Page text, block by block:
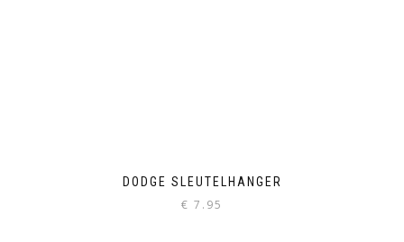
DODGE SLEUTELHANGER
€ 7.95